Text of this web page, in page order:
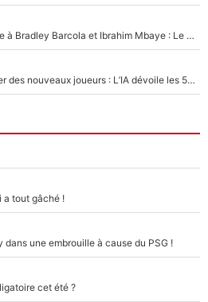
Un record bientôt explosé grâce à Bradley Barcola et Ibrahim Mbaye : Le PSG sur le point de réaliser un mercato historique ?
Zinédine Zidane va sélectionner des nouveaux joueurs : L’IA dévoile les 5 cracks qui pourraient rapidement le rejoindre en équipe de France !
a tout gâché !
dans une embrouille à cause du PSG !
cet été ?